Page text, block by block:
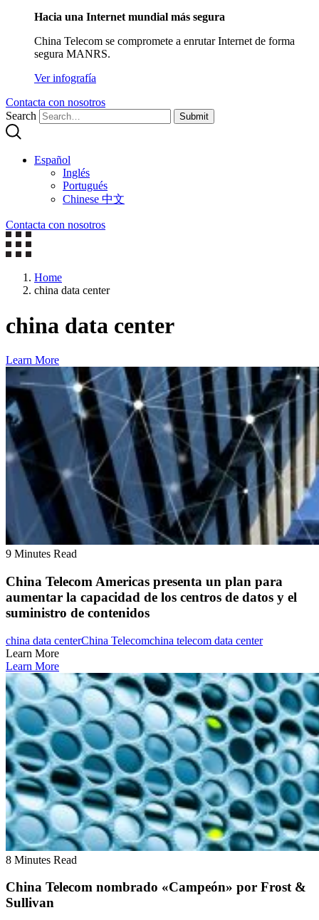
Hacia una Internet mundial más segura
China Telecom se compromete a enrutar Internet de forma
segura MANRS.
Ver infografía
Contacta con nosotros
Search
Submit
Español
Inglés
Portugués
Chinese 中文
Contacta con nosotros
Home
china data center
china data center
Learn More
9 Minutes Read
China Telecom Americas presenta un plan para
aumentar la capacidad de los centros de datos y el
suministro de contenidos
china data centerChina Telecomchina telecom data center
Learn More
Learn More
8 Minutes Read
China Telecom nombrado «Campeón» por Frost &
Sullivan